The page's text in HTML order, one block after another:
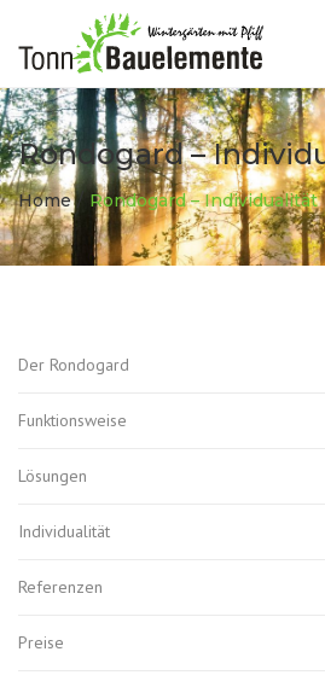
Rondogard –
Home Rondogard – Individualität
Der Rondogard
Funktionsweise
Lösungen
Individualität
Referenzen
Preise